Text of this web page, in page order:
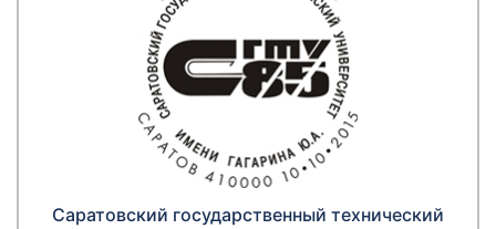
Саратовский государственный технический